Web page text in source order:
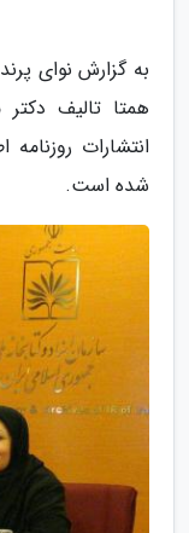
به گزارش نوای
همتا تالیف
شده است.